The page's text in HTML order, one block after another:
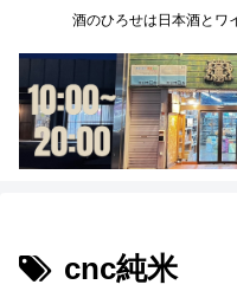
酒のひろせは日本酒とワ
cnc純米